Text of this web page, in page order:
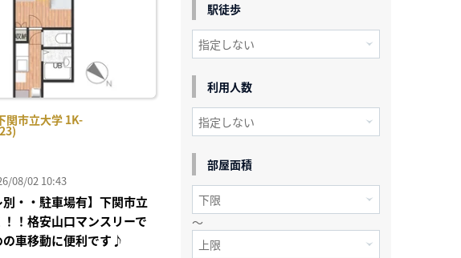
関市立大学 1K-
08/02 10:43
別・・駐車場有】下関市立
！格安山口マンスリーで
の車移動に便利です♪
駅徒歩
利用人数
部屋面積
～